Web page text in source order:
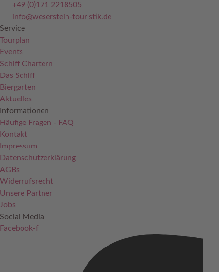
+49 (0)171 2218505
info@weserstein-touristik.de
Service
Tourplan
Events
Schiff Chartern
Das Schiff
Biergarten
Aktuelles
Informationen
Häufige Fragen - FAQ
Kontakt
Impressum
Datenschutzerklärung
AGBs
Widerrufsrecht
Unsere Partner
Jobs
Social Media
Facebook-f